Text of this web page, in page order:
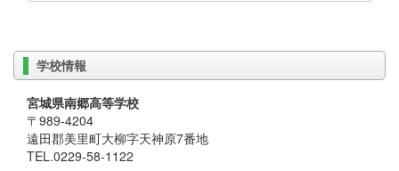
学校情報
宮城県南郷高等学校
〒989-4204
遠田郡美里町大柳字天神原7番地
TEL.0229-58-1122